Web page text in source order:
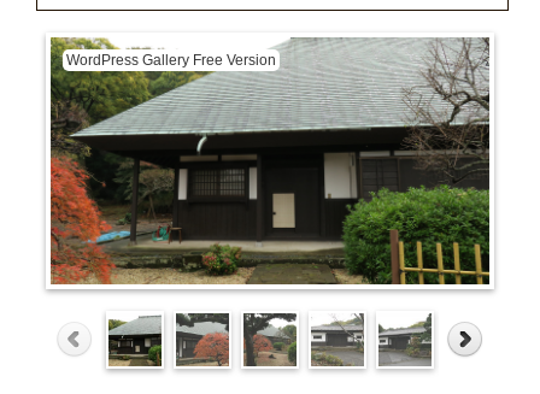
WordPress Gallery Free Version